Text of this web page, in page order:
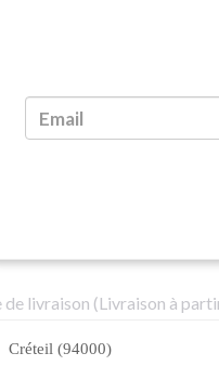
de livraison (Livraison à
Créteil (94000)